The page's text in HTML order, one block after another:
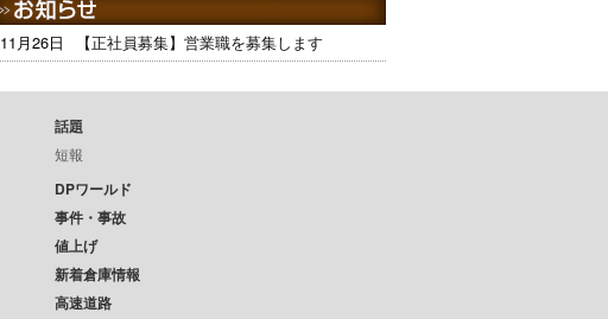
11月26日 【正社員募集】営業職を募集します
話題
短報
DPワールド
事件・事故
値上げ
新着倉庫情報
高速道路